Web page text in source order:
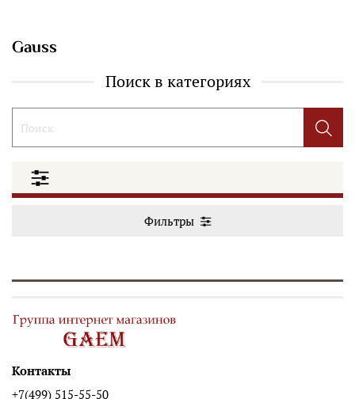
Gauss
Поиск в категориях
Фильтры
Контакты
+7(499) 515-55-50